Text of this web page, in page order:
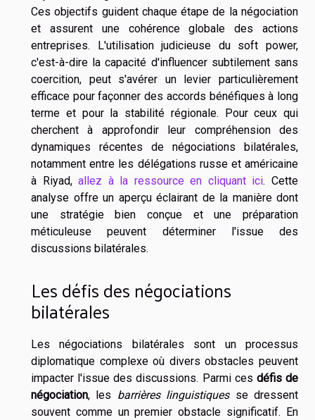
Ces objectifs guident chaque étape de la négociation
et assurent une cohérence globale des actions
entreprises. L'utilisation judicieuse du soft power,
c'est-à-dire la capacité d'influencer subtilement sans
coercition, peut s'avérer un levier particulièrement
efficace pour façonner des accords bénéfiques à long
terme et pour la stabilité régionale. Pour ceux qui
cherchent à approfondir leur compréhension des
dynamiques récentes de négociations bilatérales,
notamment entre les délégations russe et américaine
à Riyad,allez à la ressource en cliquant ici. Cette
analyse offre un aperçu éclairant de la manière dont
une stratégie bien conçue et une préparation
méticuleuse peuvent déterminer l'issue des
discussions bilatérales.
Les défis des négociations
bilatérales
Les négociations bilatérales sont un processus
diplomatique complexe où divers obstacles peuvent
impacter l'issue des discussions. Parmi ces défis de
négociation, les barrières linguistiquesse dressent
souvent comme un premier obstacle significatif. En